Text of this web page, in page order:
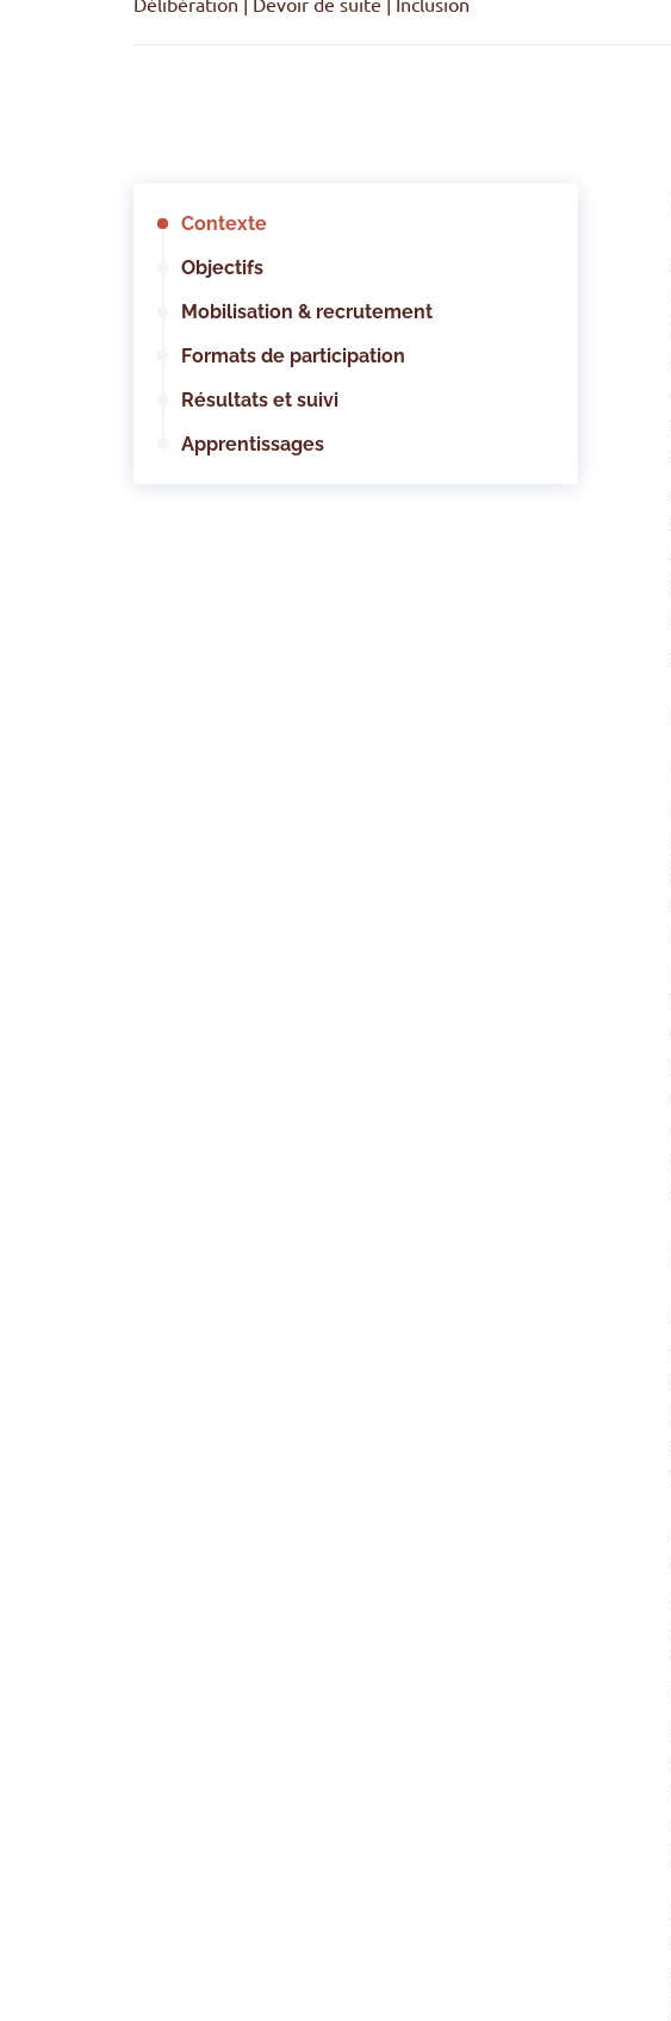
Contexte
Objectifs
Mobilisation & recrutement
Formats de participation
Résultats et suivi
Apprentissages